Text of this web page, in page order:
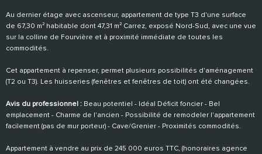
Au dernier étage avec ascenseur, appartement de type T3 d'une surface
de 67,30 m² habitable dont 47,31 m² Carrez, exposé Nord-Sud, avec une vue
sur la colline de Fourvière et à proximité immédiate de toutes les
commodités.
Cet appartement à repenser, permet plusieurs possibilités d'aménagement
(T2 ou T3). Les huisseries (fenêtres et fenêtres de toit) ont été changées.
Avis du professionnel : Beau potentiel - Idéal Déficit foncier - Bel
emplacement - Charme de l'ancien - Possibilité de remodeler l'appartement
facilement (pas de mur porteur) - Cave/Grenier - Proximités commodités.
Appartement à vendre au prix de 245 000 euros TTC, (honoraires agence